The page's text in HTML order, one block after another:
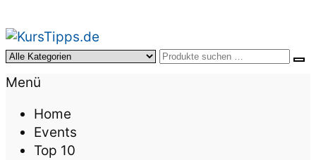
KursTipps.de
Weil Weiterbildung die beste Investition für mehr
Lebensqualität ist.
Menü
Home
Events
Top 10